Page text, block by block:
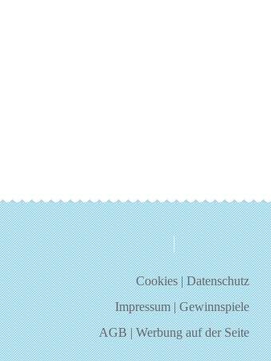
über uns kontakt
Cookies|Datenschutz
Impressum|Gewinnspiele
AGB|Werbung auf der Seite